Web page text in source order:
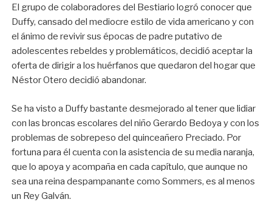
El grupo de colaboradores del Bestiario logró conocer que
Duffy, cansado del mediocre estilo de vida americano y con
el ánimo de revivir sus épocas de padre putativo de
adolescentes rebeldes y problemáticos, decidió aceptar la
oferta de dirigir a los huérfanos que quedaron del hogar que
Néstor Otero decidió abandonar.
Se ha visto a Duffy bastante desmejorado al tener que lidiar
con las broncas escolares del niño Gerardo Bedoya y con los
problemas de sobrepeso del quinceañero Preciado. Por
fortuna para él cuenta con la asistencia de su media naranja,
que lo apoya y acompaña en cada capítulo, que aunque no
sea una reina despampanante como Sommers, es al menos
un Rey Galván.